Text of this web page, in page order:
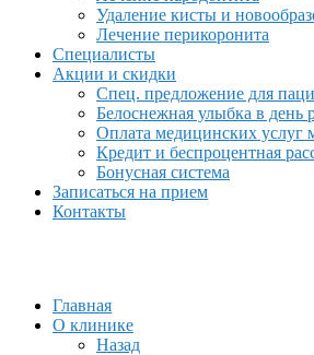
Удаление кисты и
Лечение перикоронита
Специалисты
Акции и скидки
Спец. предложение для
Белоснежная улыбка в день
Оплата медицинских услуг
Кредит и беспроцентная
Бонусная система
Записаться на прием
Контакты
Главная
О клинике
Назад